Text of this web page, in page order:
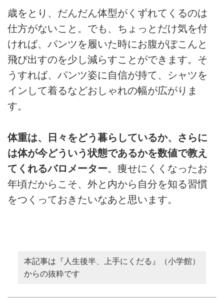
歳をとり、だんだん体型がくずれてくるのは
仕方がないこと。でも、ちょっとだけ気を付
ければ、パンツを履いた時にお腹がぽこんと
飛び出すのを少し減らすことができます。そ
うすれば、パンツ姿に自信が持て、シャツを
インして着るなどおしゃれの幅が広がりま
す。
体重は、日々をどう暮らしているか、さらに
は体が今どういう状態であるかを数値で教え
てくれるバロメーター。痩せにくくなったお
年頃だからこそ、外と内から自分を知る習慣
をつくっておきたいなあと思います。
本記事は『人生後半、上手にくだる』（小学館）
からの抜粋です